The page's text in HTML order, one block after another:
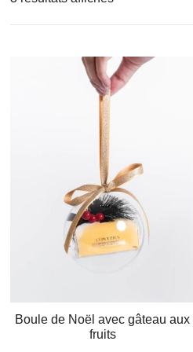
récent
au
plus
Boule de Noël avec gâteau aux
fruits